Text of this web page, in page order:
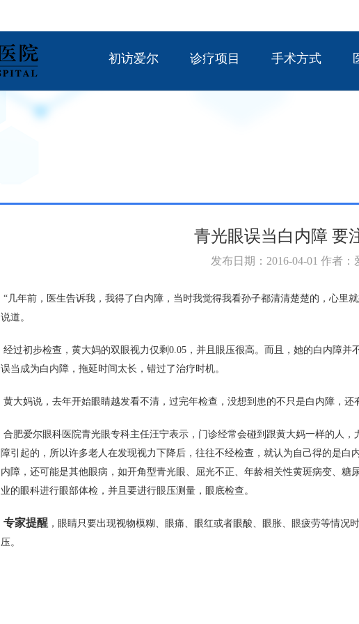
初访爱尔 诊疗项目 手术方式
青光眼误当白内障 要
发布日期：2016-04-01 作者：
“几年前，医生告诉我，我得了白内障，当时我觉得我看孙子都清清楚楚的，心
说道。
经过初步检查，黄大妈的双眼视力仅剩0.05，并且眼压很高。而且，她的白内障
误当成为白内障，拖延时间太长，错过了治疗时机。
黄大妈说，去年开始眼睛越发看不清，过完年检查，没想到患的不只是白内障，
合肥爱尔眼科医院青光眼专科主任汪宁表示，门诊经常会碰到跟黄大妈一样的人
障引起的，所以许多老人在发现视力下降后，往往不经检查，就认为自己得的是
内障，还可能是其他眼病，如开角型青光眼、屈光不正、年龄相关性黄斑病变、
业的眼科进行眼部体检，并且要进行眼压测量，眼底检查。
专家提醒 ，眼睛只要出现视物模糊、眼痛、眼红或者眼酸、眼胀、眼疲劳等情
压。